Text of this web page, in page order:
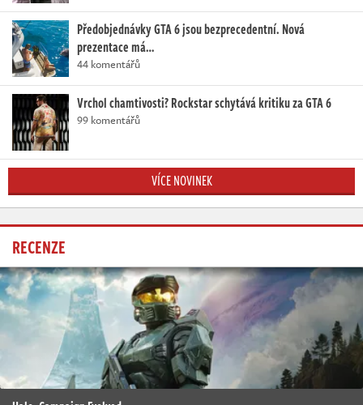
Předobjednávky GTA 6 jsou bezprecedentní. Nová
prezentace má…
44 komentářů
Vrchol chamtivosti? Rockstar schytává kritiku za GTA 6
99 komentářů
VÍCE NOVINEK
RECENZE